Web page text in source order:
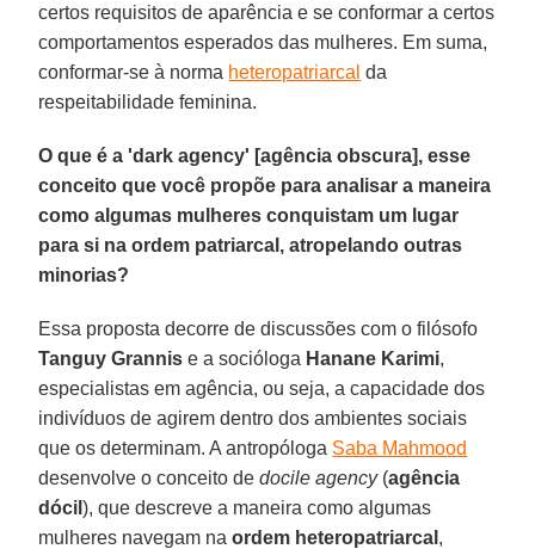
certos requisitos de aparência e se conformar a certos
comportamentos esperados das mulheres. Em suma,
conformar-se à norma heteropatriarcal da
respeitabilidade feminina.
O que é a 'dark agency' [agência obscura], esse
conceito que você propõe para analisar a maneira
como algumas mulheres conquistam um lugar
para si na ordem patriarcal, atropelando outras
minorias?
Essa proposta decorre de discussões com o filósofo
Tanguy Grannis e a socióloga Hanane Karimi,
especialistas em agência, ou seja, a capacidade dos
indivíduos de agirem dentro dos ambientes sociais
que os determinam. A antropóloga Saba Mahmood
desenvolve o conceito dedocile agency(agência
dócil), que descreve a maneira como algumas
mulheres navegam naordem heteropatriarcal ,